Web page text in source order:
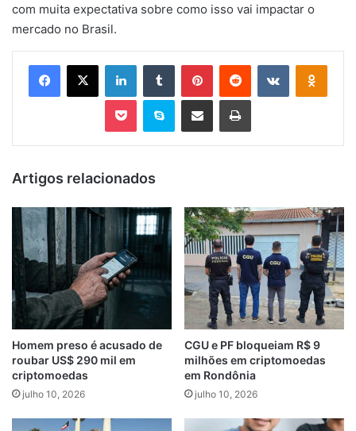
com muita expectativa sobre como isso vai impactar o
mercado no Brasil.
Facebook
X LinkedinTumblr PinterestReddit VK OK
Pocket Skype Compartilhar via e-mail Imprimir
Artigos relacionados
Homem preso é acusado de
roubar US$ 290 mil em
criptomoedas
julho 10, 2026
CGU e PF bloqueiam R$ 9
milhões em criptomoedas
em Rondônia
julho 10, 2026